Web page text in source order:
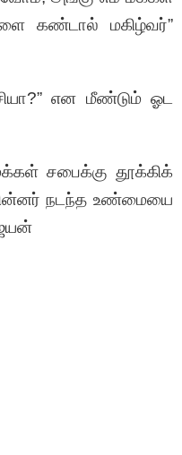
கண்டால் மகிழ்வர்”
என மீண்டும் ஓட
சபைக்கு தூக்கிக்
நடந்த உண்மையை